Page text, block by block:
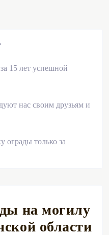
15 лет успешной
нас своим друзьям и
ограды только за
на могилу
области